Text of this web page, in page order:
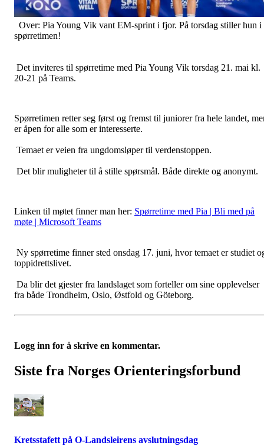
Over: Pia Young Vik vant EM-sprint i fjor. På torsdag stiller hun i
spørretimen!
Det inviteres til spørretime med Pia Young Vik torsdag 21. mai kl.
20-21 på Teams.
Spørretimen retter seg først og fremst til juniorer fra hele landet,
er åpen for alle som er interesserte.
Temaet er veien fra ungdomsløper til verdenstoppen.
Det blir muligheter til å stille spørsmål. Både direkte og anonymt.
Linken til møtet finner man her: Spørretime med Pia | Bli med på
møte | Microsoft Teams
Ny spørretime finner sted onsdag 17. juni, hvor temaet er studiet
toppidrettslivet.
Da blir det gjester fra landslaget som forteller om sine opplevelser
fra både Trondheim, Oslo, Østfold og Göteborg.
Logg inn for å skrive en kommentar.
Siste fra Norges Orienteringsforbund
Kretsstafett på O-Landsleirens avslutningsdag